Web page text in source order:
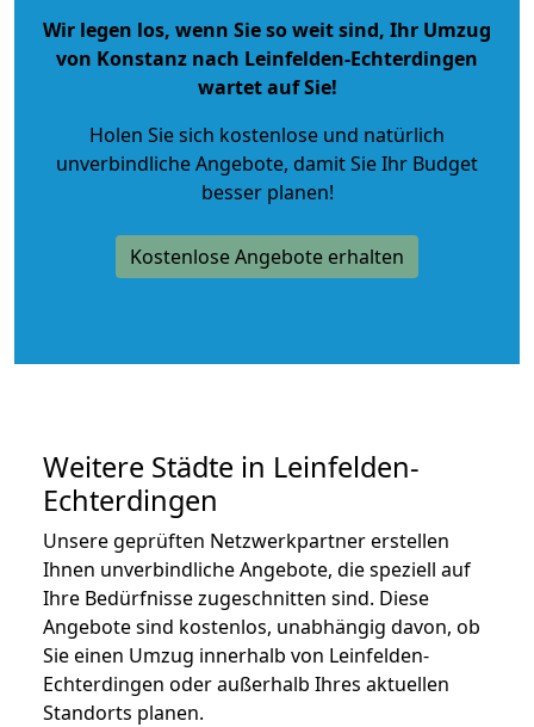
Wir legen los, wenn Sie so weit sind, Ihr Umzug
von Konstanz nach Leinfelden-Echterdingen
wartet auf Sie!
Holen Sie sich kostenlose und natürlich
unverbindliche Angebote, damit Sie Ihr Budget
besser planen!
Kostenlose Angebote erhalten
Weitere Städte in Leinfelden-
Echterdingen
Unsere geprüften Netzwerkpartner erstellen
Ihnen unverbindliche Angebote, die speziell auf
Ihre Bedürfnisse zugeschnitten sind. Diese
Angebote sind kostenlos, unabhängig davon, ob
Sie einen Umzug innerhalb von Leinfelden-
Echterdingen oder außerhalb Ihres aktuellen
Standorts planen.